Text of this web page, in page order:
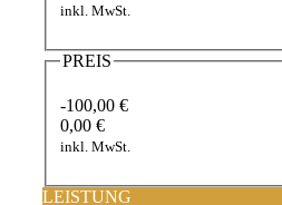
inkl. MwSt.
PREIS
-100,00 €
0,00 €
inkl. MwSt.
LEISTUNG